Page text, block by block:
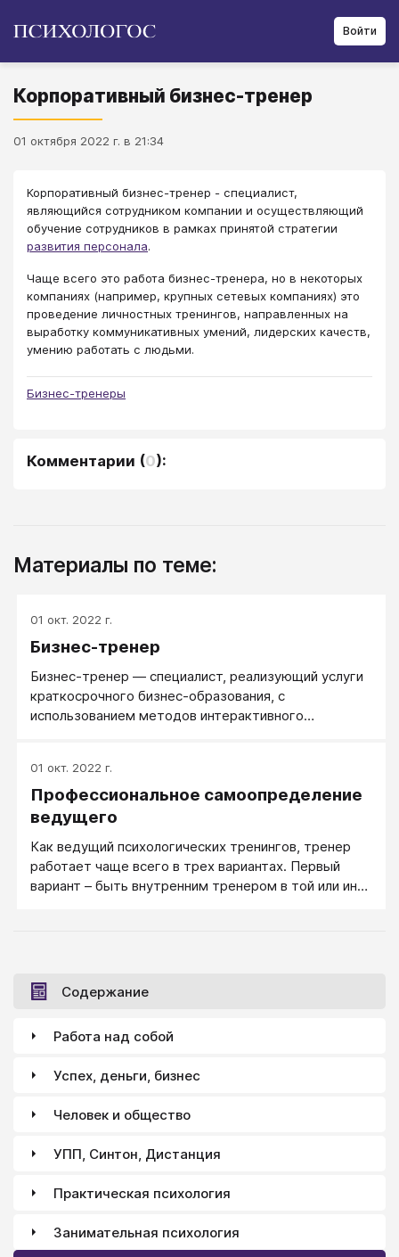
Войти
Корпоративный бизнес-тренер
01 октября 2022 г. в 21:34
Корпоративный бизнес-тренер - специалист,
являющийся сотрудником компании и осуществляющий
обучение сотрудников в рамках принятой стратегии
развития персонала.
Чаще всего это работа бизнес-тренера, но в некоторых
компаниях (например, крупных сетевых компаниях) это
проведение личностных тренингов, направленных на
выработку коммуникативных умений, лидерских качеств,
умению работать с людьми.
Бизнес-тренеры
Комментарии (0):
Материалы по теме:
01 окт. 2022 г.
Бизнес-тренер
Бизнес-тренер — специалист, реализующий услуги
краткосрочного бизнес-образования, с
использованием методов интерактивного
01 окт. 2022 г.
Профессиональное самоопределение
ведущего
Как ведущий психологических тренингов, тренер
работает чаще всего в трех вариантах. Первый
вариант – быть внутренним тренером в той или иной
проведение личностных тренингов, направленных на
выработку коммуникативных умений, лидерских
Содержание
Работа над собой
Успех, деньги, бизнес
Человек и общество
УПП, Синтон, Дистанция
Практическая психология
Занимательная психология